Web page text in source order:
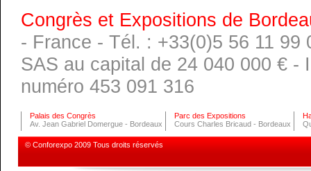
Congrès et Expositions de
- France - Tél. : +33(0)5 56 11 99
SAS au capital de 24 040 000 € -
numéro 453 091 316
Palais des Congrès
Av. Jean Gabriel Domergue - Bordeaux
Parc des Expositions
Cours Charles Bricaud - Bordeaux
© Conforexpo 2009 Tous droits réservés